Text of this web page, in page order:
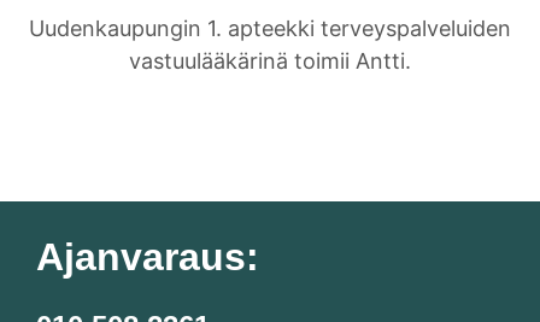
Uudenkaupungin 1. apteekki terveyspalveluiden
vastuulääkärinä toimii Antti.
Ajanvaraus: